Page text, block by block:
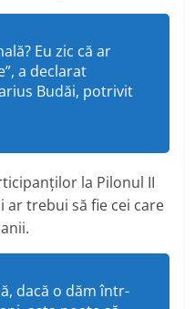
Eu zic că ar
a declarat
Budăi, potrivit
la Pilonul II
ar trebui să fie cei care
dacă o dăm într-